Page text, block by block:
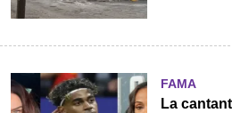
FAMA
La